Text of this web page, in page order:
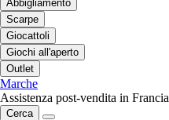
Abbigliamento
Scarpe
Giocattoli
Giochi all'aperto
Outlet
Marche
Assistenza post-vendita in Francia
Cerca